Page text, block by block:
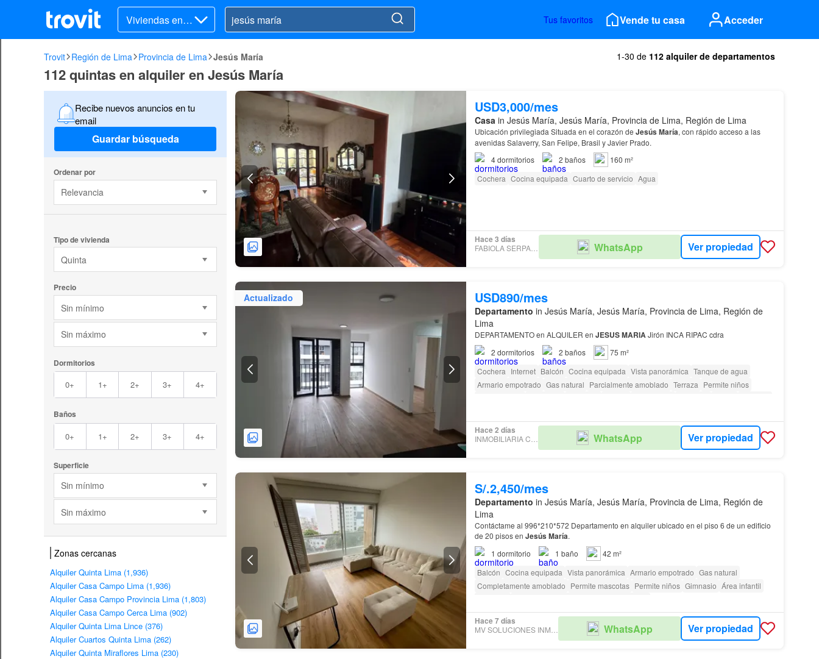
Viviendas en al
quiler
Tus favoritos Vende tu casa Acceder
Trovit Región de Lima Provincia de Lima Jesús María 1-30 de 112 alquiler de departamentos
112 quintas en alquiler en Jesús María
Recibe nuevos anuncios en tu
email
Guardar búsqueda
Ordenar por
Relevancia
Tipo de vivienda
Quinta
Precio
Sin mínimo
Sin máximo
Dormitorios
0+ 1+ 2+ 3+ 4+
Baños
0+ 1+ 2+ 3+ 4+
Superficie
Sin mínimo
Sin máximo
Zonas cercanas
Alquiler Quinta Lima (1,936)
Alquiler Casa Campo Lima (1,936)
Alquiler Casa Campo Provincia Lima (1,803)
Alquiler Casa Campo Cerca Lima (902)
Alquiler Quinta Lima Lince (376)
Alquiler Cuartos Quinta Lima (262)
Alquiler Quinta Miraflores Lima (230)
USD3,000/mes
Casain Jesús María, Jesús María, Provincia de Lima, Región de Lima
Ubicación privilegiada Situada en el corazón de Jesús María, con rápido acceso a las
avenidas Salaverry, San Felipe, Brasil y Javier Prado.
4dormitorios 2 baños
160 m²
Cochera Cocina equipada Cuarto de servicio Agua
Hace 3 días
FABIOLA SERPA TOVAR WhatsApp Ver propiedad
Actualizado USD890/mes
Departamento in Jesús María, Jesús María, Provincia de Lima, Región de
Lima
DEPARTAMENTO en ALQUILER en JESUSMARIAJirón INCA RIPAC cdra
2 dormitorios 2 baños
75 m²
Cochera Internet Balcón Cocina equipada Vista panorámica Tanque de agua
Armario empotrado Gas natural Parcialmente amoblado Terraza Permite niños
Hace 2 días
INMOBILIARIA CROSBY WhatsApp Ver propiedad
S/.2,450/mes
Departamento in Jesús María, Jesús María, Provincia de Lima, Región de
Lima
Contáctame al 996*210*572 Departamento en alquiler ubicado en el piso 6 de un edificio
de 20 pisos en Jesús María.
1 dormitorio 1 baño
42 m²
Balcón Cocina equipada Vista panorámica Armario empotrado Gas natural
Completamente amoblado Permite mascotas Permite niños Gimnasio Área infantil
Hace 7 días
MV SOLUCIONES INMOBILIARIAS WhatsApp Ver propiedad